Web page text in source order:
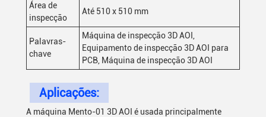
Área de
inspecção
Até 510 x 510 mm
Palavras-
chave
Máquina de inspecção 3D AOI,
Equipamento de inspecção 3D AOI para
PCB, Máquina de inspecção 3D AOI
Aplicações:
A máquina Mento-01 3D AOI é usada principalmente